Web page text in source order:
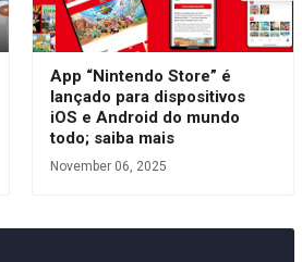
App “Nintendo Store” é
lançado para dispositivos
iOS e Android do mundo
todo; saiba mais
November 06, 2025